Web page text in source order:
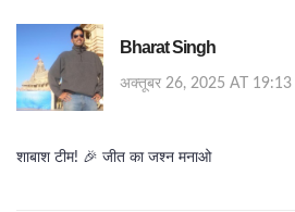
Bharat Singh
अक्तूबर 26, 2025 AT 19:13
शाबाश टीम! 🎉 जीत का जश्न मनाओ